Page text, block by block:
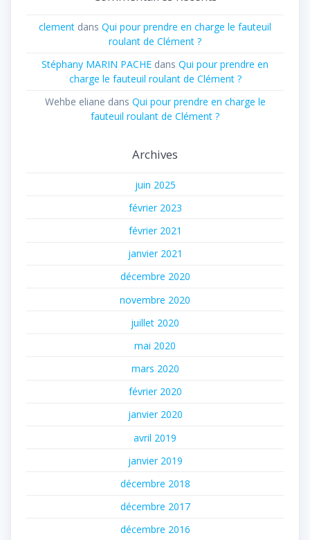
clement dans Qui pour prendre en charge le fauteuil
roulant de Clément ?
Stéphany MARIN PACHE dans Qui pour prendre en
charge le fauteuil roulant de Clément ?
Wehbe eliane dans Qui pour prendre en charge le
fauteuil roulant de Clément ?
Archives
juin 2025
février 2023
février 2021
janvier 2021
décembre 2020
novembre 2020
juillet 2020
mai 2020
mars 2020
février 2020
janvier 2020
avril 2019
janvier 2019
décembre 2018
décembre 2017
décembre 2016